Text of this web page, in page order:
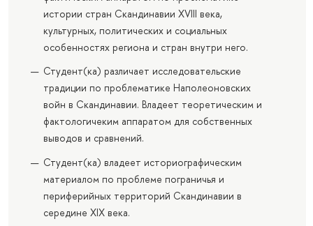
истории стран Скандинавии XVIII века,
культурных, политических и социальных
особенностях региона и стран внутри него.
Студент(ка) различает исследовательские
традиции по проблематике Наполеоновских
войн в Скандинавии. Владеет теоретическим и
фактологичеким аппаратом для собственных
выводов и сравнений.
Студент(ка) владеет историографическим
материалом по проблеме пограничья и
периферийных территорий Скандинавии в
середине XIX века.